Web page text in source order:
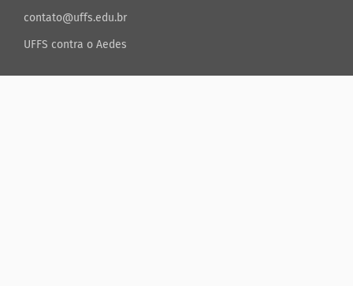
contato@uffs.edu.br
UFFS contra o Aedes